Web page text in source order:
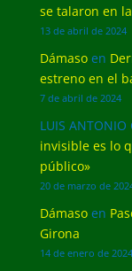
se talaron en
13 de abril de 2024
Dámasoen
estreno en el
7 de abril de 2024
LUIS ANTONIO
invisible es lo
público»
20 de marzo de
Dámasoen
Girona
14 de enero de 2024